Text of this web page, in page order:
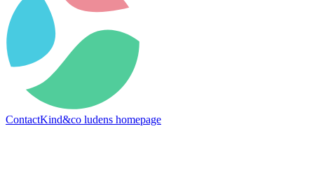
ContactKind&co ludens homepage